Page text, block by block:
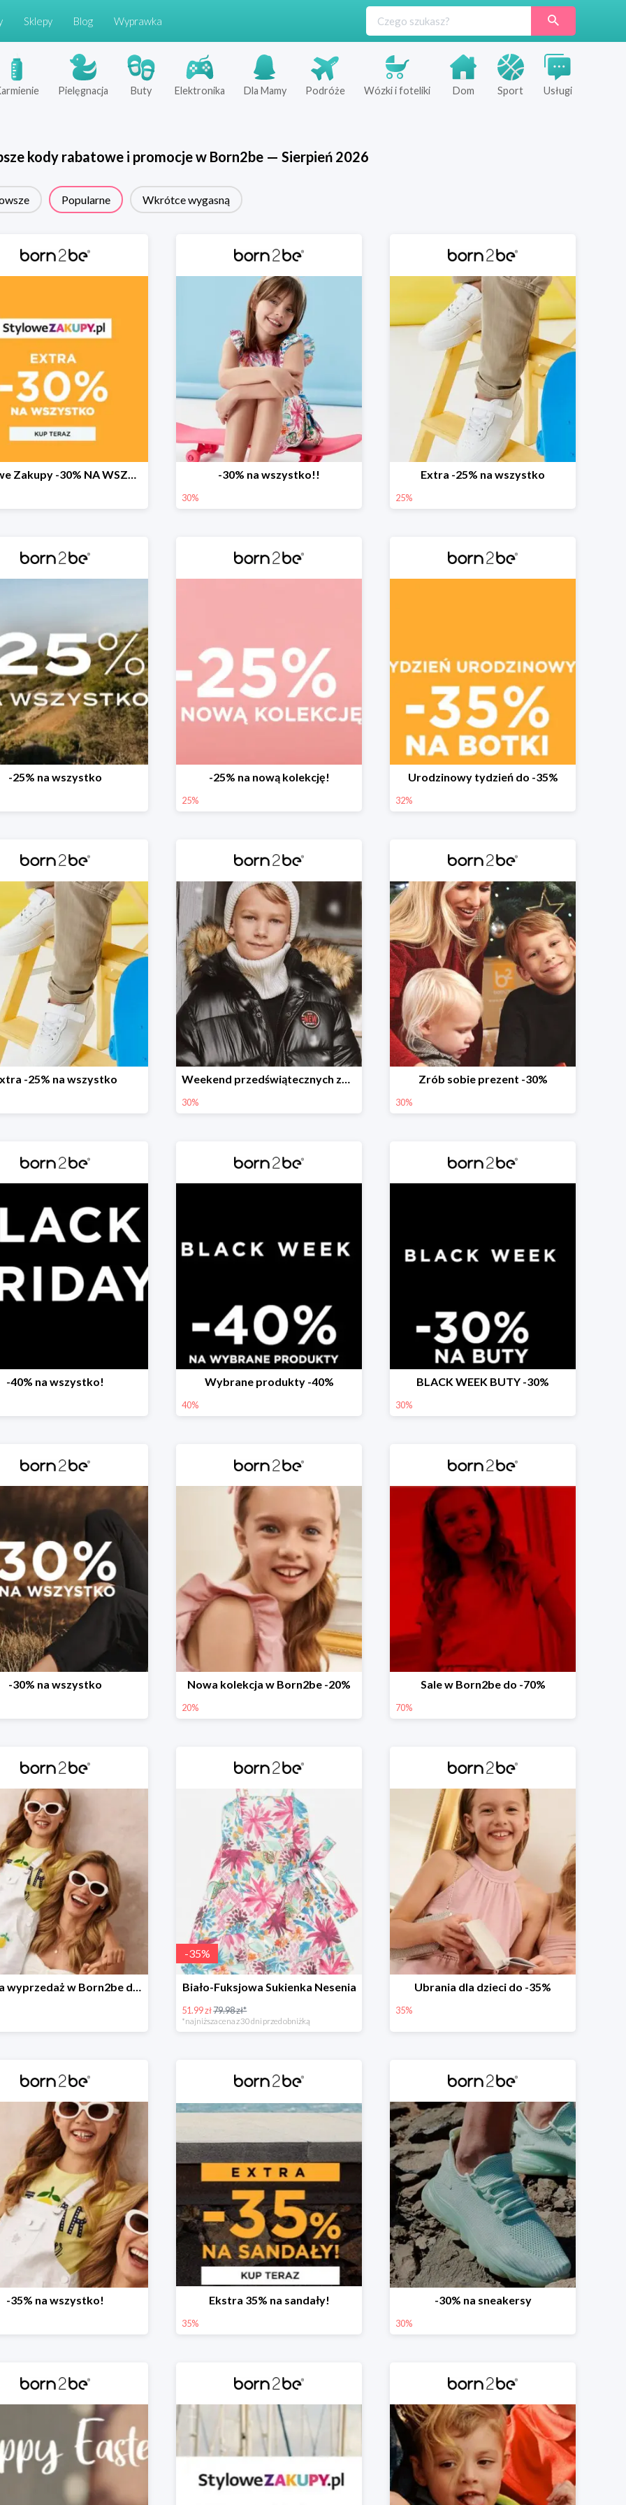
Sklepy Blog Wyprawka
Pielęgnacja Buty Elektronika Dla Mamy Podróże Wózki i foteliki Dom Sport Usługi
kody rabatowe i promocje w Born2be— Sierpień 2026
Popularne Wkrótce wygasną
Stylowe Zakupy -30% NA WSZYSTKO w born2be! -30% na wszystko!!
30%
Extra -25% na wszystko
25%
-25% na wszystko -25% na nową kolekcję!
25%
Urodzinowy tydzień do -35%
32%
-25% na wszystko Weekend przedświątecznych zakupów
30%
Zrób sobie prezent -30%
30%
-40% na wszystko! Wybrane produkty -40%
40%
BLACK WEEK BUTY -30%
30%
-30% na wszystko Nowa kolekcja w Born2be -20%
20%
Sale w Born2be do -70%
70%
Wielka wyprzedaż w Born2be do -40%
-35%
Biało-Fuksjowa Sukienka Nesenia
51.99 zł79.98 zł*
*najniższa cena z 30 dni przed obniżką
Ubrania dla dzieci do -35%
35%
-35% na wszystko! Ekstra 35% na sandały!
35%
-30% na sneakersy
30%